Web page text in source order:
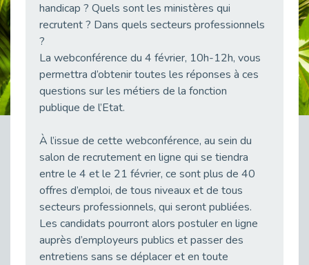
L’Aménagement Raisonnable : Un Levier pour l’Équité
Publié le 29/04/2026
Optimiser son CV lorsqu’on est en situation de handicap
28 avril : Agir ensemble pour une culture de prévention au travail
Publié le 27/04/2026
Publié le 24/04/2026
Handicap moteur et emploi : réussir ses recrutements vidéo
Publié le 23/04/2026
Témoignage : "Le maintien en emploi est un investissement, pas une contrainte."
Publié le 22/04/2026
L’équipe de Cap Emploi 92 s’agrandit : Bienvenue à Charmila, Khoudia et Fadila !
Publié le 20/04/2026
handicap ? Quels sont les ministères qui
recrutent ? Dans quels secteurs professionnels
?
La webconférence du 4 février, 10h-12h, vous
permettra d’obtenir toutes les réponses à ces
questions sur les métiers de la fonction
publique de l’Etat.
À l’issue de cette webconférence, au sein du
salon de recrutement en ligne qui se tiendra
entre le 4 et le 21 février, ce sont plus de 40
offres d’emploi, de tous niveaux et de tous
secteurs professionnels, qui seront publiées.
Les candidats pourront alors postuler en ligne
auprès d’employeurs publics et passer des
entretiens sans se déplacer et en toute